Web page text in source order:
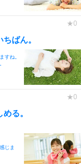
ばん。
すね。
る。
じま